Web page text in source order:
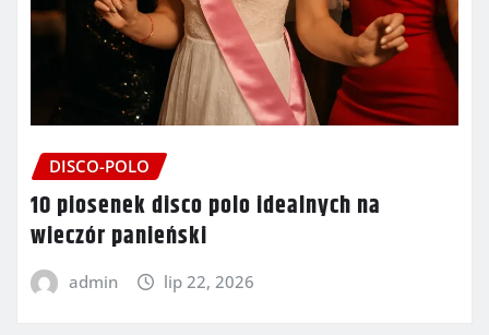
DISCO-POLO
10 piosenek disco polo idealnych na
wieczór panieński
admin lip 22, 2026